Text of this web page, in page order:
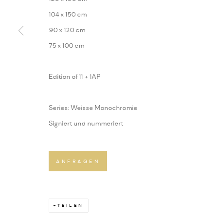
104 x 150 cm
90 x 120 cm
75 x 100 cm
Edition of 11 + 1AP
Series: Weisse Monochromie
Signiert und nummeriert
ANFRAGEN
TEILEN